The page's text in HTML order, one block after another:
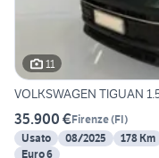
11
VOLKSWAGEN TIGUAN
35.900 €Firenze(FI)
Usato
08/2025 178 Km
Euro 6